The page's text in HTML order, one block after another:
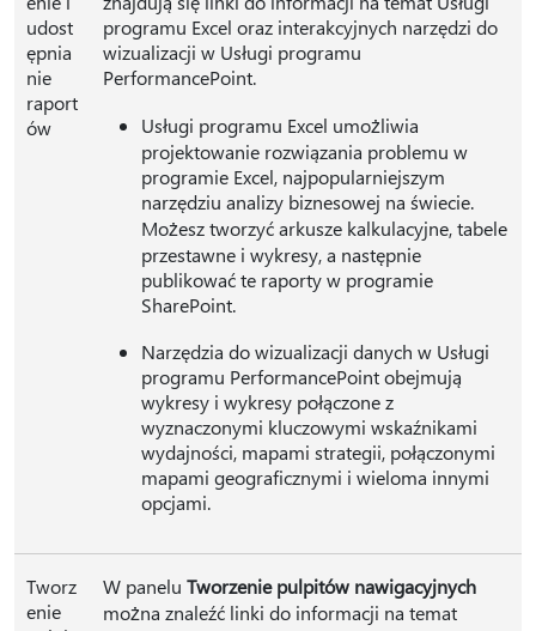
udost
ępnia
nie
raport
ów
programu Excel oraz interakcyjnych narzędzi do
wizualizacji w Usługi programu
PerformancePoint.
Usługi programu Excel umożliwia
projektowanie rozwiązania problemu w
programie Excel, najpopularniejszym
narzędziu analizy biznesowej na świecie.
Możesz tworzyć arkusze kalkulacyjne, tabele
przestawne i wykresy, a następnie
publikować te raporty w programie
SharePoint.
Narzędzia do wizualizacji danych w Usługi
programu PerformancePoint obejmują
wykresy i wykresy połączone z
wyznaczonymi kluczowymi wskaźnikami
wydajności, mapami strategii, połączonymi
mapami geograficznymi i wieloma innymi
opcjami.
Tworz
enie
W panelu Tworzenie pulpitów nawigacyjnych
można znaleźć linki do informacji na temat